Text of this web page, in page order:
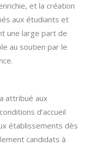
et la création
aux étudiants et
une large part de
au soutien par le
attribué aux
d’accueil
établissements dès
candidats à